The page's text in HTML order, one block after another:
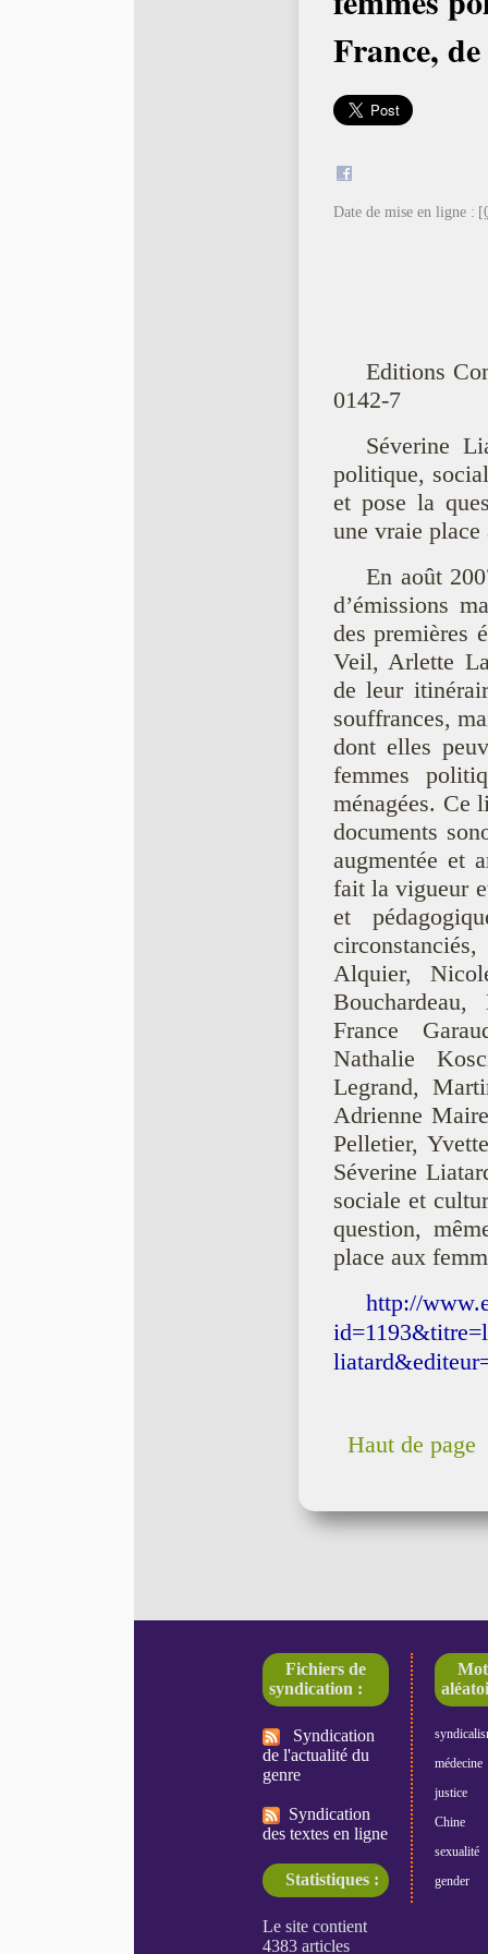
France,
Date de mise en ligne :
Editions
0142-7
Séverine
politique,
et pose la
une vraie
En août
d’émissions
des premières
Veil, Arlette
de leur
souffrances,
dont elles
femmes
ménagées. Ce
documents
augmentée et
fait la vigueur
et
Alquier,
France
Nathalie
Legrand,
Adrienne
Pelletier,
Séverine
sociale et
question,
place aux
http://
Haut de page
Fichiers de
syndication :
Syndication
de l'actualité du
genre
Syndication
des textes en ligne
Statistiques :
médecine
justice
Chine
sexualité
gender